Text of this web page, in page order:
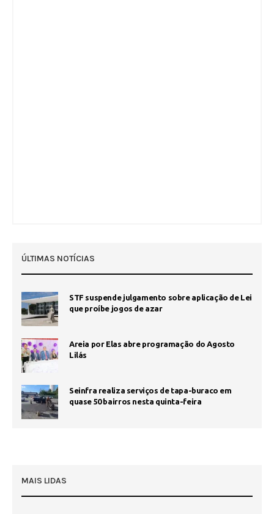
ÚLTIMAS NOTÍCIAS
STF suspende julgamento sobre aplicação de Lei
que proíbe jogos de azar
Areia por Elas abre programação do Agosto
Lilás
Seinfra realiza serviços de tapa-buraco em
quase 50 bairros nesta quinta-feira
MAIS LIDAS